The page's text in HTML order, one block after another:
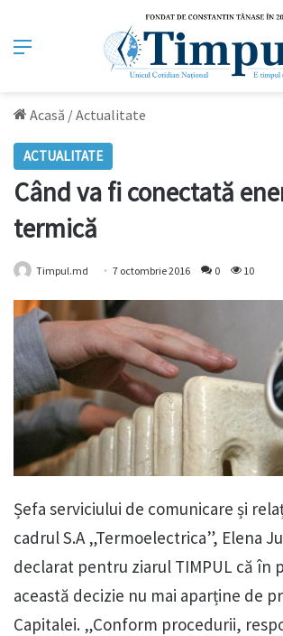
Meniu
Acasă /Actualitate
ACTUALITATE
Când va fi conectată
termică
Timpul.md 7 octombrie 2016 0 10
Șefa serviciului de comunicare și
cadrul S.A „Termoelectrica”, Elena
declarat pentru ziarul TIMPUL că în
această decizie nu mai aparține de
Capitalei. „Conform procedurii,